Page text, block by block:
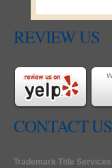
REVIEW US
CONTACT US
Trademark Title Services